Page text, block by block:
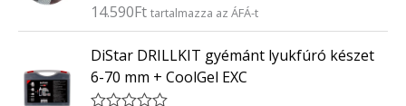
É
é
k
e
l
14.590Ft tartalmazza az ÁFÁ-t
DiStar DRILLKIT gyémánt lyukfúró készet
6-70 mm + CoolGel EXC